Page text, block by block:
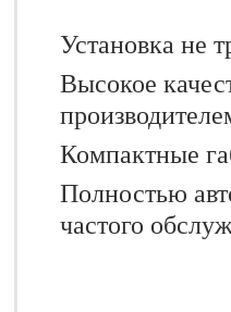
Установка не
Высокое
Компактные
Полностью
частого